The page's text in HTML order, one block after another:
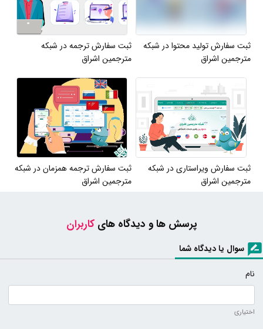
ثبت سفارش تولید محتوا در شبکه
مترجمین اشراق
ثبت سفارش ترجمه در شبکه
مترجمین اشراق
ثبت سفارش ویراستاری در شبکه
مترجمین اشراق
ثبت سفارش ترجمه همزمان در شبکه
مترجمین اشراق
پرسش ها و دیدگاه هایکاربران
سوال یا دیدگاه شما
نام
اختیاری